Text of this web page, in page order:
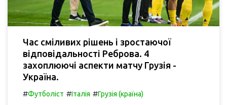
Час сміливих рішень і зростаючої
відповідальності Реброва. 4
захоплюючі аспекти матчу Грузія -
Україна.
#Футболіст #Італія #Грузія (країна)